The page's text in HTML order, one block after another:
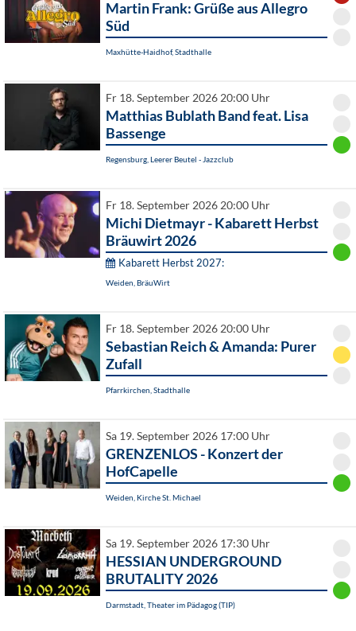
Martin Frank: Grüße aus Allegro
Süd
Maxhütte-Haidhof, Stadthalle
Fr 18. September 2026 20:00 Uhr
Matthias Bublath Band feat. Lisa
Bassenge
Regensburg, Leerer Beutel - Jazzclub
Fr 18. September 2026 20:00 Uhr
Michi Dietmayr - Kabarett Herbst
Bräuwirt 2026
Kabarett Herbst 2027:
Weiden, BräuWirt
Fr 18. September 2026 20:00 Uhr
Sebastian Reich & Amanda: Purer
Zufall
Pfarrkirchen, Stadthalle
Sa 19. September 2026 17:00 Uhr
GRENZENLOS - Konzert der
HofCapelle
Weiden, Kirche St. Michael
Sa 19. September 2026 17:30 Uhr
HESSIAN UNDERGROUND
BRUTALITY 2026
Darmstadt, Theater im Pädagog (TIP)